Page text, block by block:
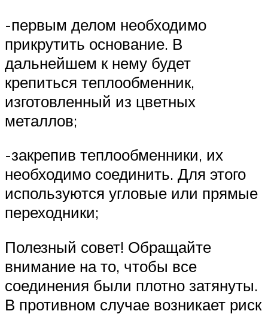
-первым делом необходимо
прикрутить основание. В
дальнейшем к нему будет
крепиться теплообменник,
изготовленный из цветных
металлов;
-закрепив теплообменники, их
необходимо соединить. Для этого
используются угловые или прямые
переходники;
Полезный совет! Обращайте
внимание на то, чтобы все
соединения были плотно затянуты.
В противном случае возникает риск